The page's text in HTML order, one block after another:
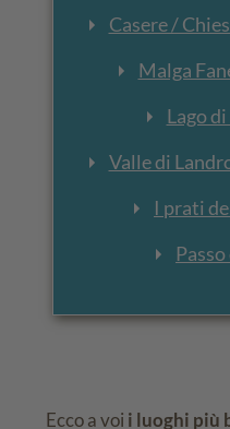
Casere /
Malga
Lago
Valle di
I prati
Ecco a voi i luoghi più